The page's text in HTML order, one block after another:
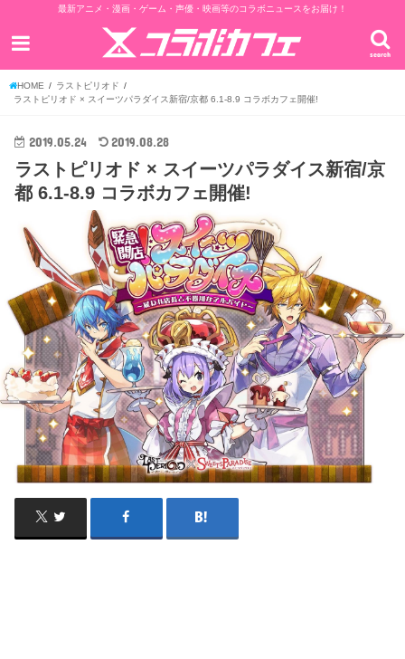
最新アニメ・漫画・ゲーム・声優・映画等のコラボニュースをお届け！
search
HOME
ラストピリオド
ラストピリオド × スイーツパラダイス新宿/京都 6.1-8.9 コラボカフェ開催!
2019.05.24 2019.08.28
ラストピリオド × スイーツパラダイス新宿/京
都 6.1-8.9 コラボカフェ開催!